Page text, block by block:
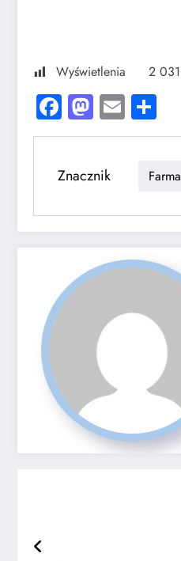
Wyświetlenia 2 031
Facebook
Mastodon
Email
Znacznik Farma